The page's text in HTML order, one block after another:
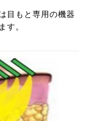
目もと専用の機器
す。